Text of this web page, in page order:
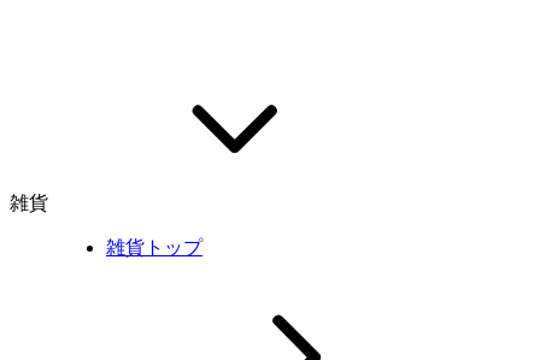
雑貨
雑貨トップ